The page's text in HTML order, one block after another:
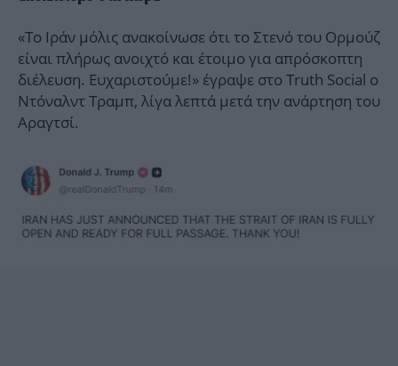
«Το Ιράν μόλις ανακοίνωσε ότι το Στενό του Ορμούζ
είναι πλήρως ανοιχτό και έτοιμο για απρόσκοπτη
διέλευση. Ευχαριστούμε!» έγραψε στο Truth Social ο
Ντόναλντ Τραμπ, λίγα λεπτά μετά την ανάρτηση του
Αραγτσί.